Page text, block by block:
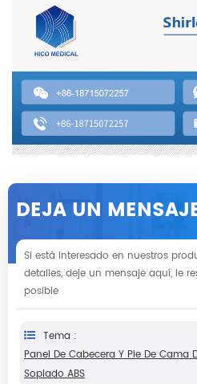
DEJA UN
Si está interesado en nuestros
detalles, deje un mensaje aquí, le
posible
Tema :
Panel De Cabecera Y Pie De Cama
Soplado ABS